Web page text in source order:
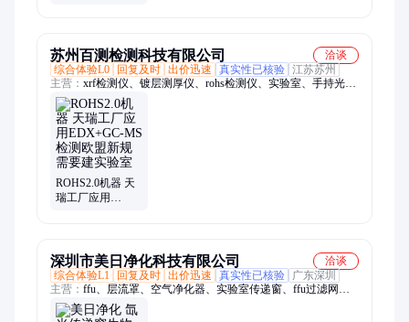
苏州百测检测科技有限公司
洽谈
综合体验L0
回复及时 出价迅速 真实性已核验 江苏苏州
主营： xrf检测仪、镀层测厚仪、rohs检测仪、实验室、手持光谱
仪、合金分析仪、光谱分析仪、icp光谱仪、rohs2.0测试仪、X射
线荧光光谱仪、重金属分析仪、土壤重金属检测仪、矿石元素分
析仪、手持式xrf分析仪、金属直读光谱仪
ROHS2.0机器 天
瑞工厂应用
深圳市美日净化科技有限公司
洽谈
综合体验L1
回复及时 出价迅速 真实性已核验
广东深圳
主营： ffu、层流罩、空气净化器、实验室传递窗、ffu过滤网、
直流ffu、风淋室、传递窗、高效送风口、过滤器、304层流传递